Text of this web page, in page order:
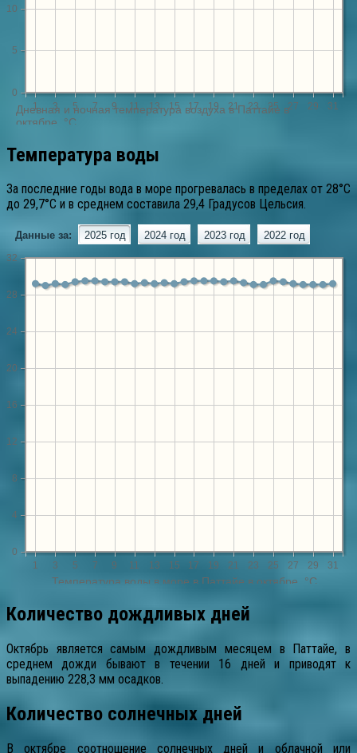
Температура воды
За последние годы вода в море прогревалась в пределах от 28°C
до 29,7°C и в среднем составила 29,4 Градусов Цельсия.
Количество дождливых дней
Октябрь является самым дождливым месяцем в Паттайе, в
среднем дожди бывают в течении 16 дней и приводят к
выпадению 228,3 мм осадков.
Количество солнечных дней
В октябре соотношение солнечных дней и облачной или